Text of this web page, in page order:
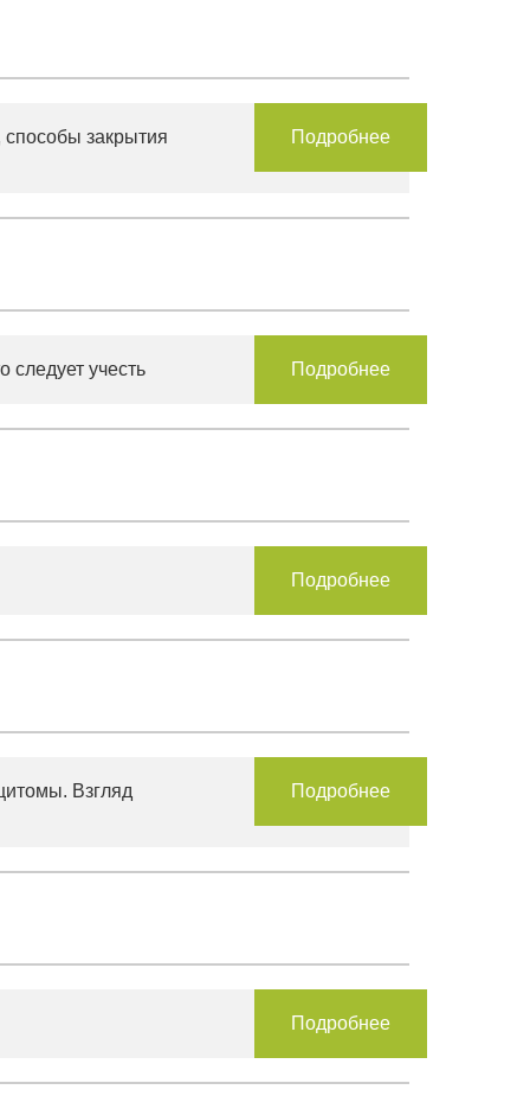
закрытия
Подробнее
следует учесть Подробнее
Подробнее
Взгляд
Подробнее
Подробнее